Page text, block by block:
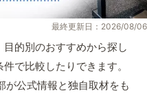
最終更新日：2026/08/06
的別のおすすめから探し
で比較したりできます。
が公式情報と独自取材をも